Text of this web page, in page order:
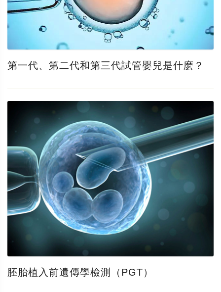
第一代、第二代和第三代試管嬰兒是什麽？
胚胎植入前遺傳學檢測（PGT）